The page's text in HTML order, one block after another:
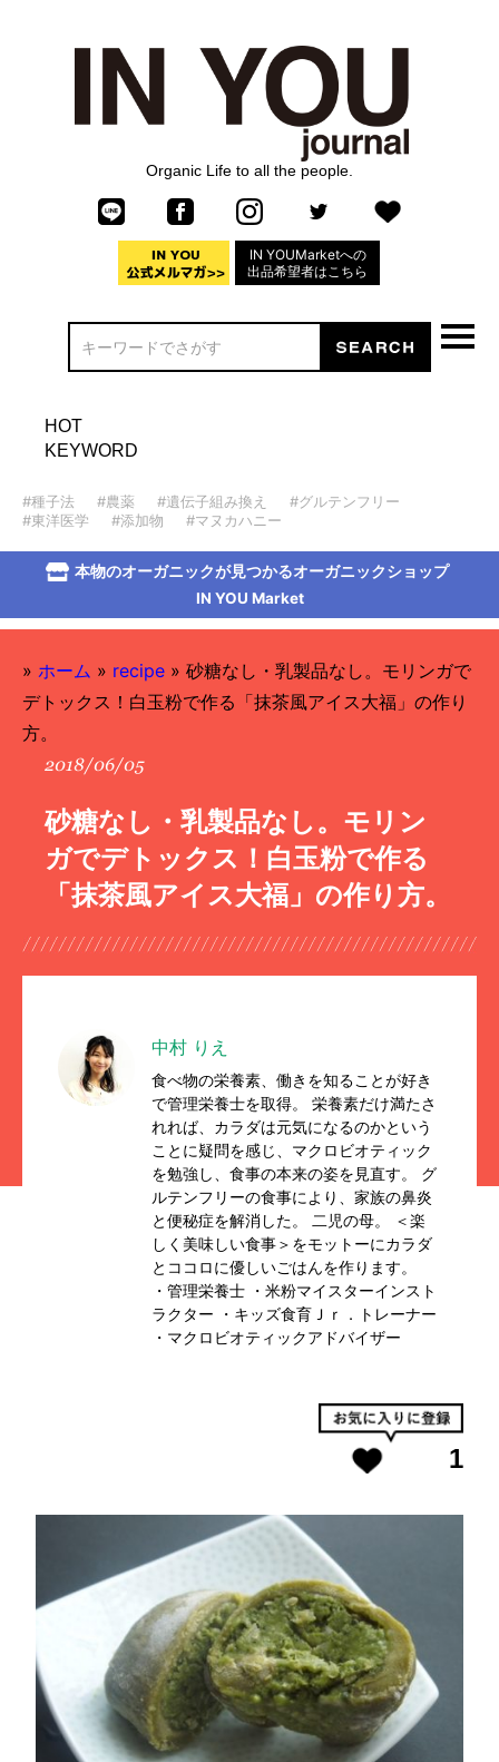
Organic Life to all the people.
IN YOUMarketへの
出品希望者はこちら
HOT
KEYWORD
#種子法 #農薬 #遺伝子組み換え
#グルテンフリー
#東洋医学
#添加物 #マヌカハニー
本物のオーガニックが見つかるオーガニックショップ
IN YOU Market
» ホーム » recipe » 砂糖なし・乳製品なし。モリンガで
デトックス！白玉粉で作る「抹茶風アイス大福」の作り
方。
2018/06/05
砂糖なし・乳製品なし。モリン
ガでデトックス！白玉粉で作る
「抹茶風アイス大福」の作り方。
中村 りえ
食べ物の栄養素、働きを知ることが好き
で管理栄養士を取得。 栄養素だけ満たさ
れれば、カラダは元気になるのかという
ことに疑問を感じ、マクロビオティック
を勉強し、食事の本来の姿を見直す。 グ
ルテンフリーの食事により、家族の鼻炎
と便秘症を解消した。 二児の母。 ＜楽
しく美味しい食事＞をモットーにカラダ
とココロに優しいごはんを作ります。
・管理栄養士 ・米粉マイスターインスト
ラクター ・キッズ食育Ｊｒ．トレーナー
・マクロビオティックアドバイザー
1